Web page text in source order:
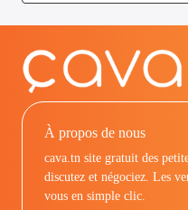
À propos de nous
cava.tn site gratuit des
discutez et négociez. Les
vous en simple clic.